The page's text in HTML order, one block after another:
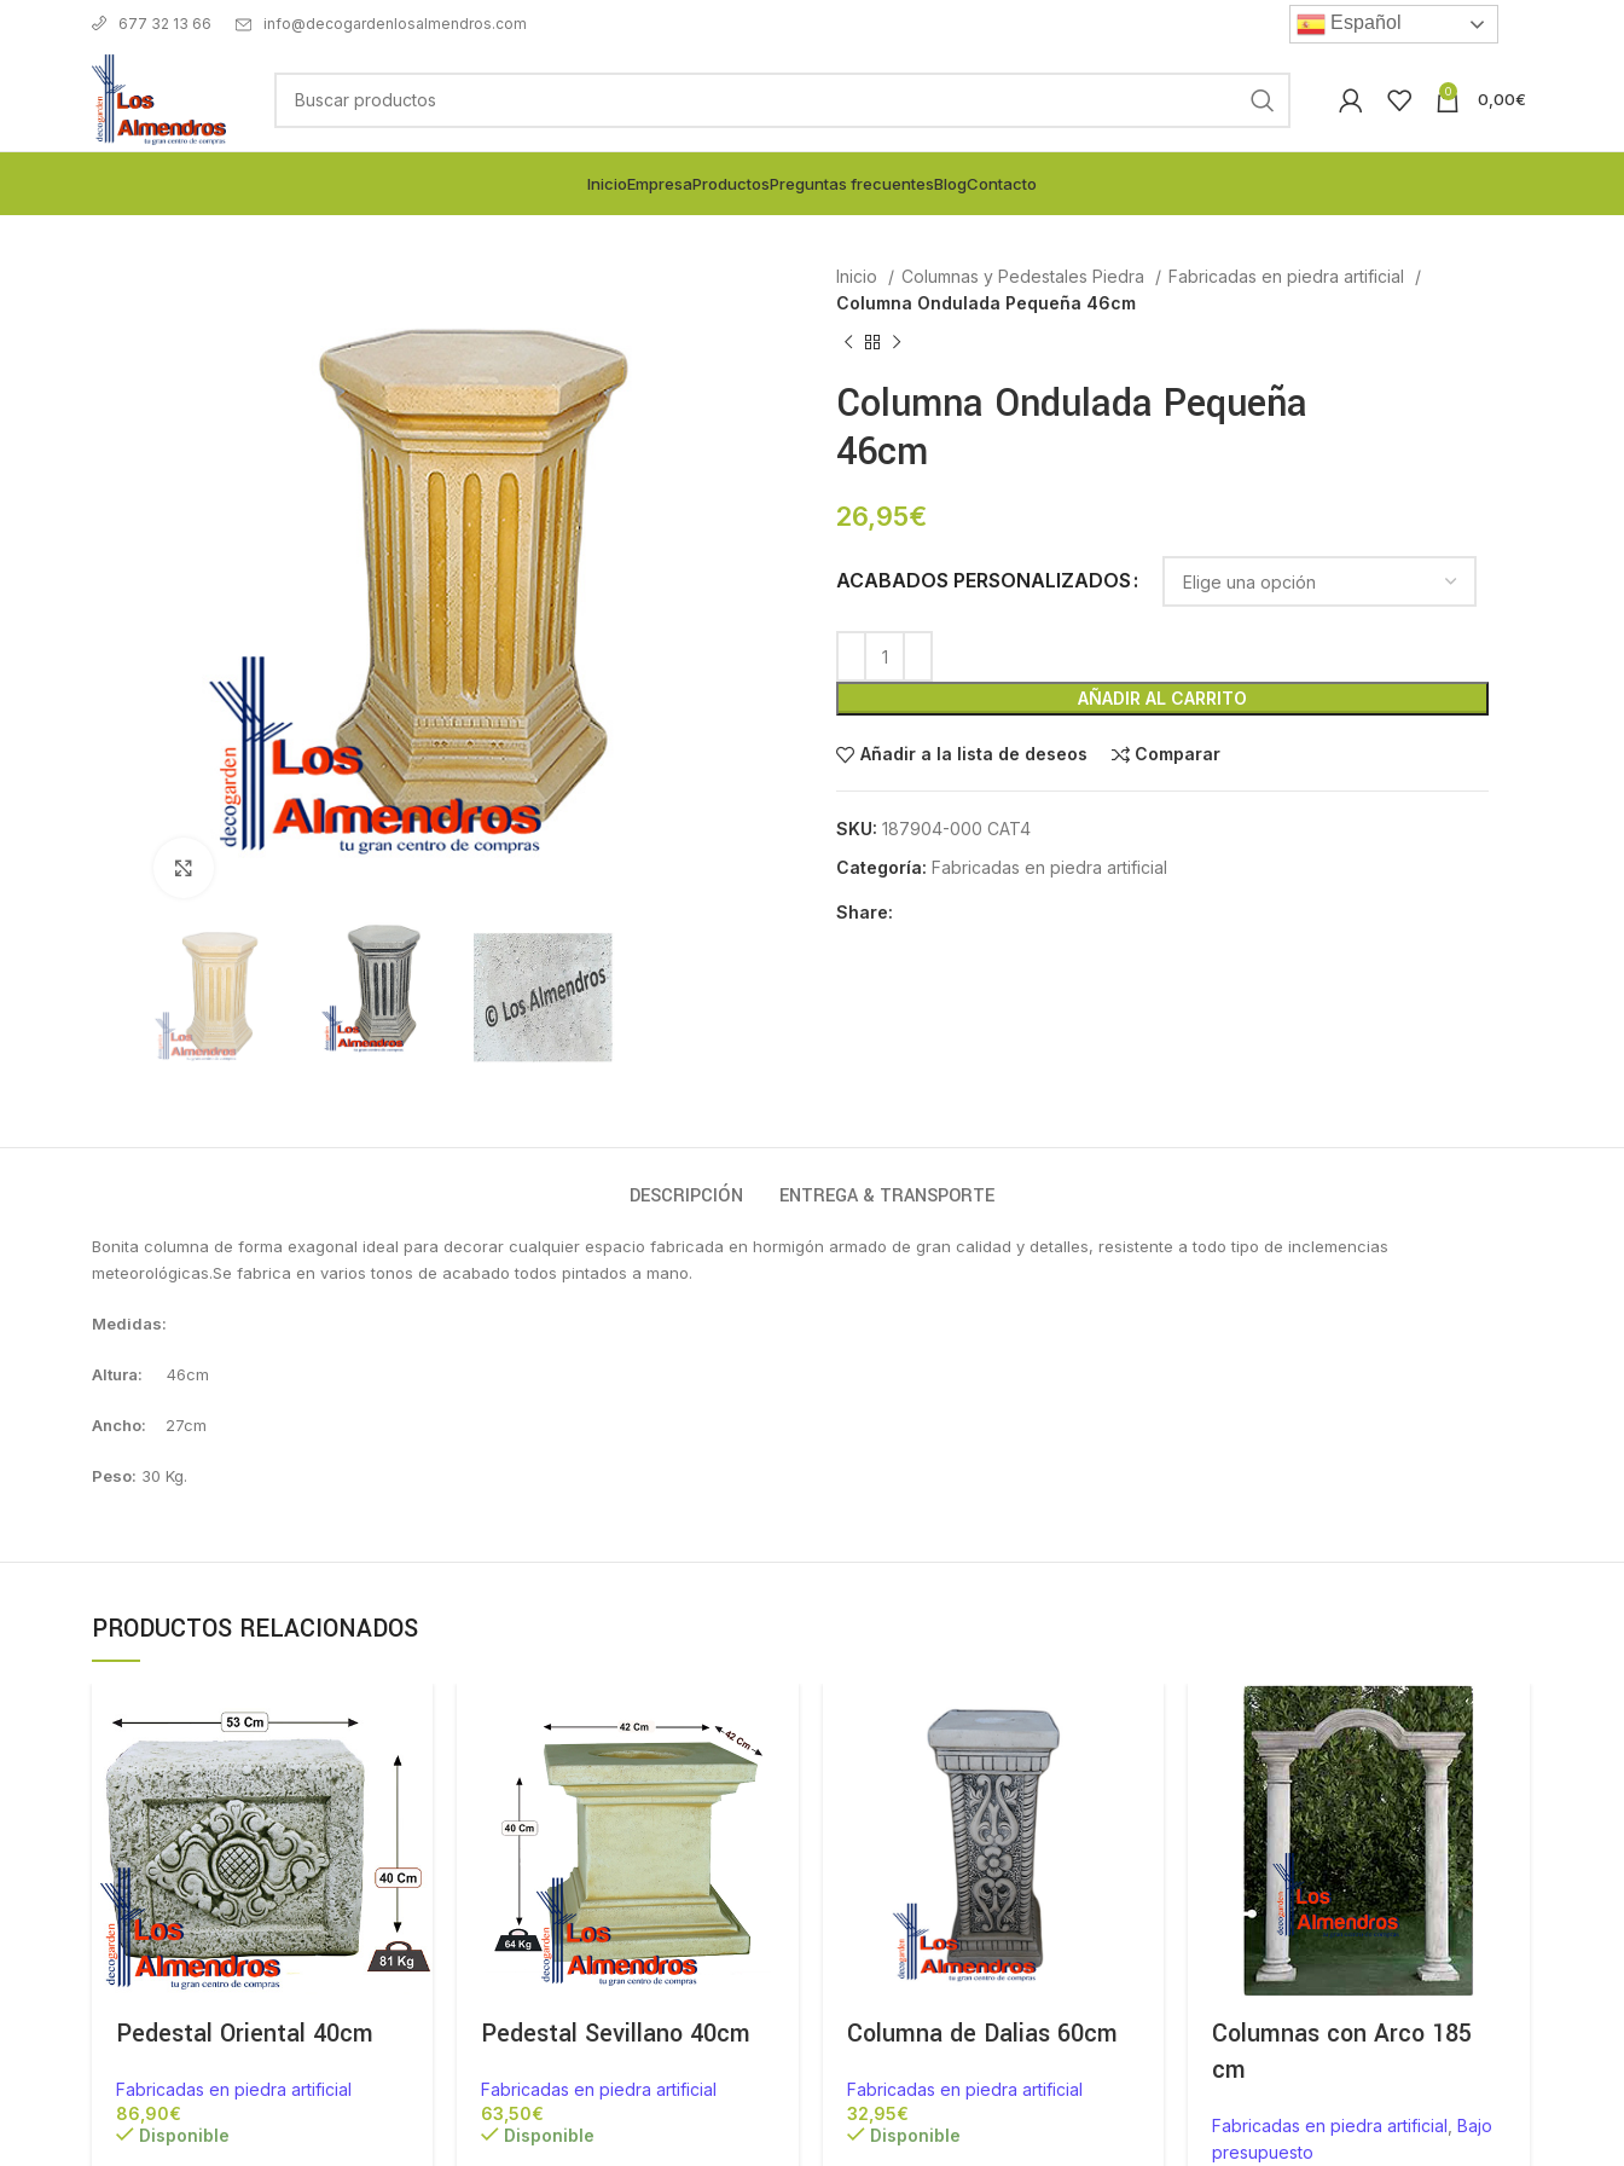
677 32 13 66 info@decogardenlosalmendros.com Español
0 0,00€
InicioEmpresaProductosPreguntas frecuentesBlogContacto
Inicio Columnas y Pedestales Piedra
Fabricadas en piedra artificial
Columna Ondulada Pequeña 46cm
Columna Ondulada Pequeña
46cm
26,95€
ACABADOS PERSONALIZADOS
AÑADIR AL CARRITO
Añadir a la lista de deseos Comparar
SKU: 187904-000 CAT4
Categoría: Fabricadas en piedra artificial
Share:
DESCRIPCIÓN ENTREGA & TRANSPORTE
Bonita columna de forma exagonal ideal para decorar cualquier espacio fabricada en hormigón armado de gran calidad y detalles, resistente a todo tipo de inclemencias
meteorológicas.Se fabrica en varios tonos de acabado todos pintados a mano.
Medidas:
Altura: 46cm
Ancho: 27cm
Peso: 30 Kg.
PRODUCTOS RELACIONADOS
Pedestal Oriental 40cm
Fabricadas en piedra artificial
€
Disponible
Pedestal Sevillano 40cm
Fabricadas en piedra artificial
€
Disponible
Columna de Dalias 60cm
Fabricadas en piedra artificial
€
Disponible
Columnas con Arco 185
cm
Fabricadas en piedra artificial ,Bajo
presupuesto